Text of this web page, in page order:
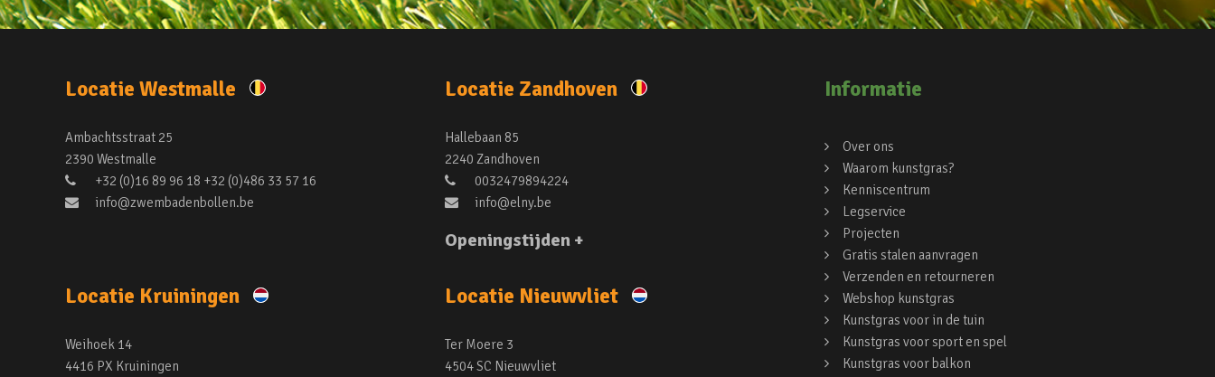
Locatie Westmalle
Ambachtsstraat 25
2390 Westmalle
+32 (0)16 89 96 18 +32 (0)486 33 57 16
info@zwembadenbollen.be
Locatie Zandhoven
Hallebaan 85
2240 Zandhoven
0032479894224
info@elny.be
Openingstijden +
Locatie Kruiningen
Weihoek 14
4416 PX Kruiningen
Locatie Nieuwvliet
Ter Moere 3
4504 SC Nieuwvliet
Informatie
Over ons
Waarom kunstgras?
Kenniscentrum
Legservice
Projecten
Gratis stalen aanvragen
Verzenden en retourneren
Webshop kunstgras
Kunstgras voor in de tuin
Kunstgras voor sport en spel
Kunstgras voor balkon